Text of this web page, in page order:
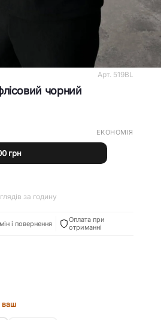
Арт. 519BL
чорний
ЕКОНОМІЯ
грн
за годину
і повернення
Оплата при
отриманні
ваш